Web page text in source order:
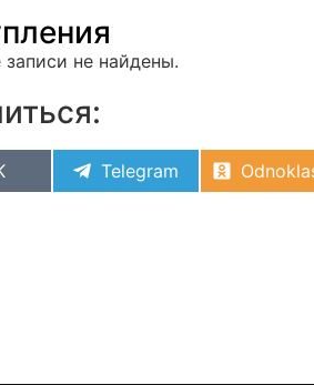
не найдены.
Telegram